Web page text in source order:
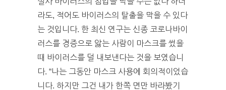
라도, 적어도 바이러스의 탈출을 막을 수 있다
는 것입니다. 한 최신 연구는 신종 코로나바이
러스를 경증으로 앓는 사람이 마스크를 썼을
때 바이러스를 덜 내보낸다는 것을 보였습니
다. “나는 그동안 마스크 사용에 회의적이었습
니다. 하지만 그건 내가 한쪽 면만 바라봤기